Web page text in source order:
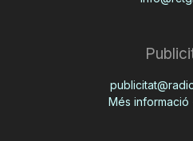
Més informació